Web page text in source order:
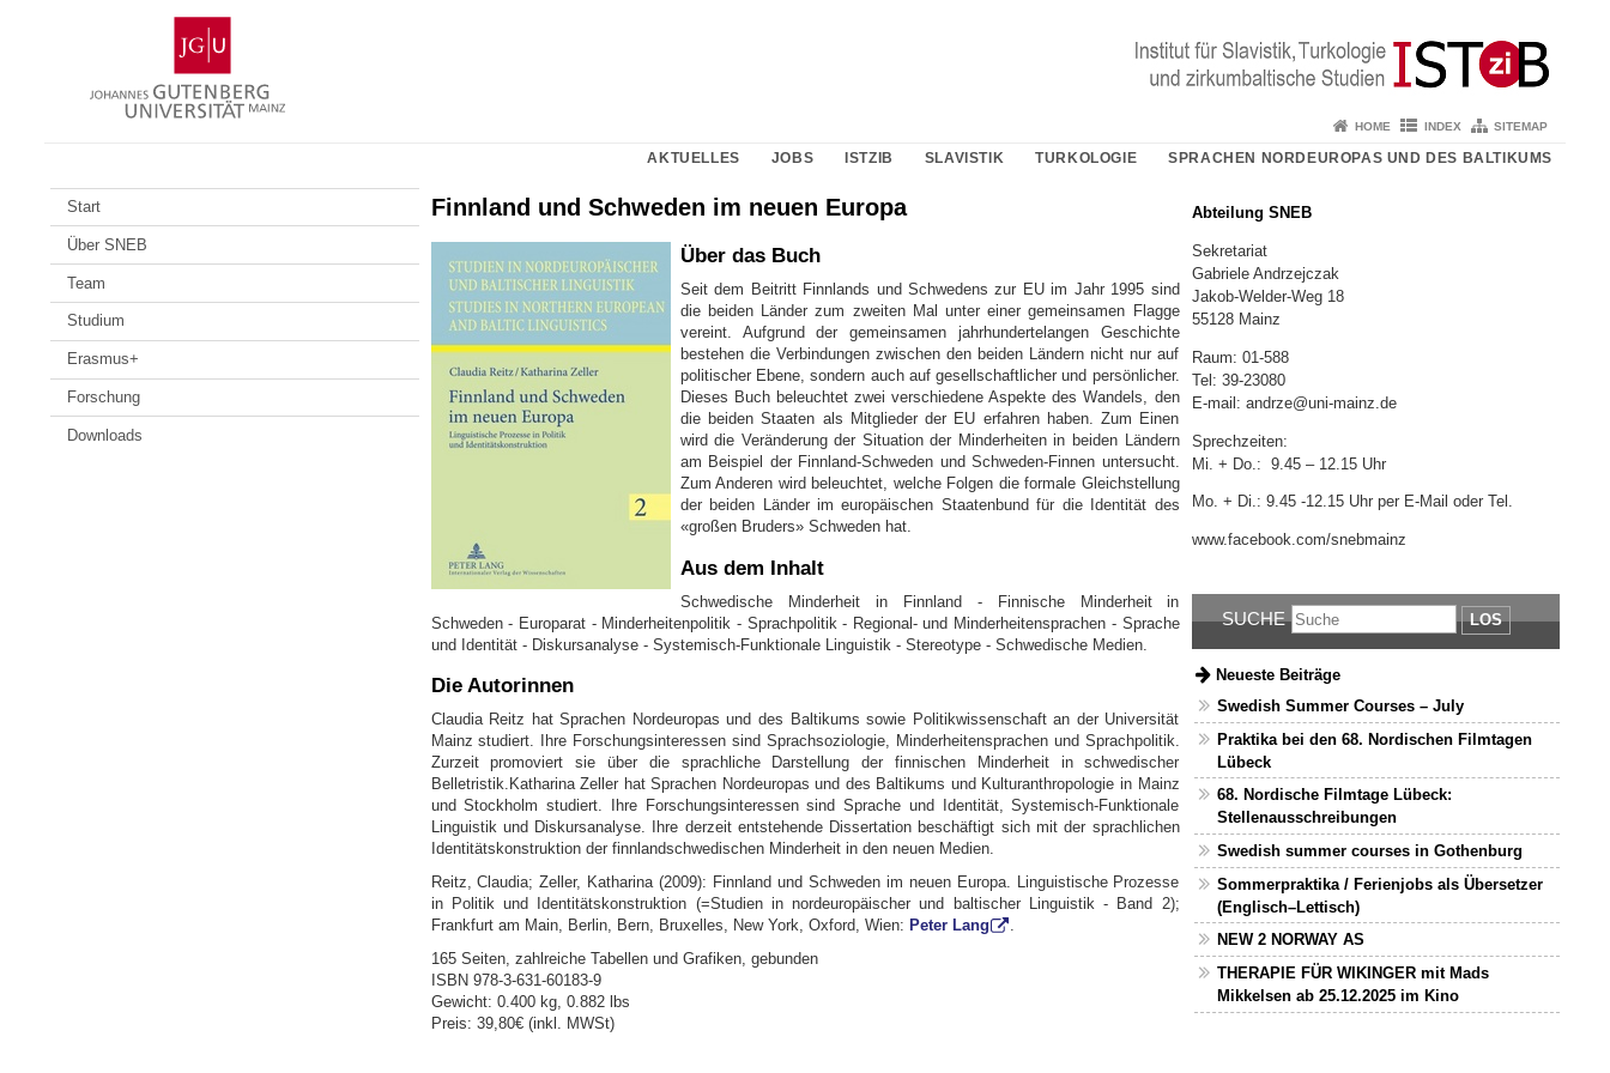
Gutenberg-
Universität
Mainz
HOME INDEX SITEMAP
AKTUELLES JOBS ISTZIB SLAVISTIK TURKOLOGIE SPRACHEN NORDEUROPAS UND DES BALTIKUMS
Start
Über SNEB
Team
Studium
Erasmus+
Forschung
Downloads
Finnland und Schweden im neuen Europa
Über das Buch
Seit dem Beitritt Finnlands und Schwedens zur EU im Jahr 1995 sind
die beiden Länder zum zweiten Mal unter einer gemeinsamen Flagge
vereint. Aufgrund der gemeinsamen jahrhundertelangen Geschichte
bestehen die Verbindungen zwischen den beiden Ländern nicht nur auf
politischer Ebene, sondern auch auf gesellschaftlicher und persönlicher.
Dieses Buch beleuchtet zwei verschiedene Aspekte des Wandels, den
die beiden Staaten als Mitglieder der EU erfahren haben. Zum Einen
wird die Veränderung der Situation der Minderheiten in beiden Ländern
am Beispiel der Finnland-Schweden und Schweden-Finnen untersucht.
Zum Anderen wird beleuchtet, welche Folgen die formale Gleichstellung
der beiden Länder im europäischen Staatenbund für die Identität des
«großen Bruders» Schweden hat.
Aus dem Inhalt
Schwedische Minderheit in Finnland - Finnische Minderheit in
Schweden - Europarat - Minderheitenpolitik - Sprachpolitik - Regional- und Minderheitensprachen - Sprache
und Identität - Diskursanalyse - Systemisch-Funktionale Linguistik - Stereotype - Schwedische Medien.
Die Autorinnen
Claudia Reitz hat Sprachen Nordeuropas und des Baltikums sowie Politikwissenschaft an der Universität
Mainz studiert. Ihre Forschungsinteressen sind Sprachsoziologie, Minderheitensprachen und Sprachpolitik.
Zurzeit promoviert sie über die sprachliche Darstellung der finnischen Minderheit in schwedischer
Belletristik.Katharina Zeller hat Sprachen Nordeuropas und des Baltikums und Kulturanthropologie in Mainz
und Stockholm studiert. Ihre Forschungsinteressen sind Sprache und Identität, Systemisch-Funktionale
Linguistik und Diskursanalyse. Ihre derzeit entstehende Dissertation beschäftigt sich mit der sprachlichen
Identitätskonstruktion der finnlandschwedischen Minderheit in den neuen Medien.
Reitz, Claudia; Zeller, Katharina (2009): Finnland und Schweden im neuen Europa. Linguistische Prozesse
in Politik und Identitätskonstruktion (=Studien in nordeuropäischer und baltischer Linguistik - Band 2);
Frankfurt am Main, Berlin, Bern, Bruxelles, New York, Oxford, Wien: Peter Lang
.
165 Seiten, zahlreiche Tabellen und Grafiken, gebunden
ISBN 978-3-631-60183-9
Gewicht: 0.400 kg, 0.882 lbs
Preis: 39,80€ (inkl. MWSt)
Abteilung SNEB
Sekretariat
Gabriele Andrzejczak
Jakob-Welder-Weg 18
55128 Mainz
Raum: 01-588
Tel: 39-23080
E-mail: andrze@uni-mainz.de
Sprechzeiten:
Mi. + Do.: 9.45 – 12.15 Uhr
Mo. + Di.: 9.45 -12.15 Uhr per E-Mail oder Tel.
www.facebook.com/snebmainz
SUCHE LOS
Neueste Beiträge
Swedish Summer Courses – July
Praktika bei den 68. Nordischen Filmtagen
Lübeck
68. Nordische Filmtage Lübeck:
Stellenausschreibungen
Swedish summer courses in Gothenburg
Sommerpraktika / Ferienjobs als Übersetzer
(Englisch–Lettisch)
NEW 2 NORWAY AS
THERAPIE FÜR WIKINGER mit Mads
Mikkelsen ab 25.12.2025 im Kino